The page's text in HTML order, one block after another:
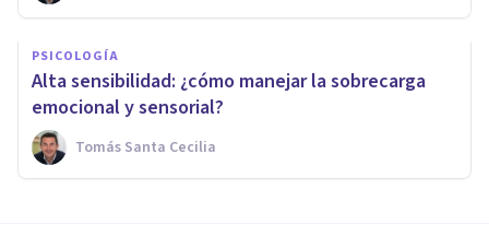
PSICOLOGÍA
Alta sensibilidad: ¿cómo manejar la sobrecarga
emocional y sensorial?
Tomás Santa Cecilia